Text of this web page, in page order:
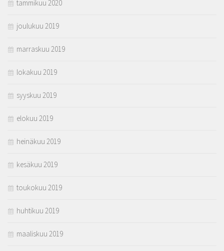
tammikuu 2020
joulukuu 2019
marraskuu 2019
lokakuu 2019
syyskuu 2019
elokuu 2019
heinäkuu 2019
kesäkuu 2019
toukokuu 2019
huhtikuu 2019
maaliskuu 2019